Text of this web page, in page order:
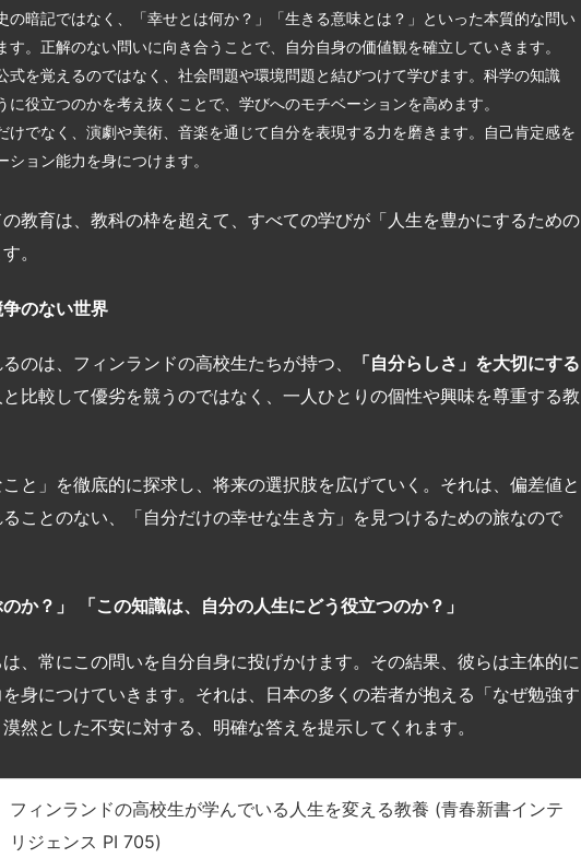
の暗記ではなく、「幸せとは何か？」「生きる意味とは？」といった本質的な問い
す。正解のない問いに向き合うことで、自分自身の価値観を確立していきます。
式を覚えるのではなく、社会問題や環境問題と結びつけて学びます。科学の知識
に役立つのかを考え抜くことで、学びへのモチベーションを高めます。
けでなく、演劇や美術、音楽を通じて自分を表現する力を磨きます。自己肯定感を
ョン能力を身につけます。
教育は、教科の枠を超えて、すべての学びが「人生を豊かにするための
。
争のない世界
のは、フィンランドの高校生たちが持つ、
「自分らしさ」を大切にする
比較して優劣を競うのではなく、一人ひとりの個性や興味を尊重する教
こと」を徹底的に探求し、将来の選択肢を広げていく。それは、偏差値と
ことのない、「自分だけの幸せな生き方」を見つけるための旅なので
か？」 「この知識は、自分の人生にどう役立つのか？」
、常にこの問いを自分自身に投げかけます。その結果、彼らは主体的に
身につけていきます。それは、日本の多くの若者が抱える「なぜ勉強す
然とした不安に対する、明確な答えを提示してくれます。
フィンランドの高校生が学んでいる人生を変える教養 (青春新書インテ
リジェンス PI 705)